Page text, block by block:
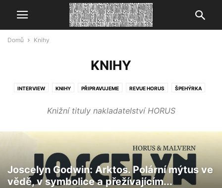
Domů Knihy
KNIHY
INTERVIEW KNIHY PŘIPRAVUJEME REVUE HORUS ŠPEHÝRKA
Knižní tituly nakladatelství HORUS
Joscelyn Godwin: Arktos. Polární mýtus ve
vědě, v symbolice a přežívajícím...